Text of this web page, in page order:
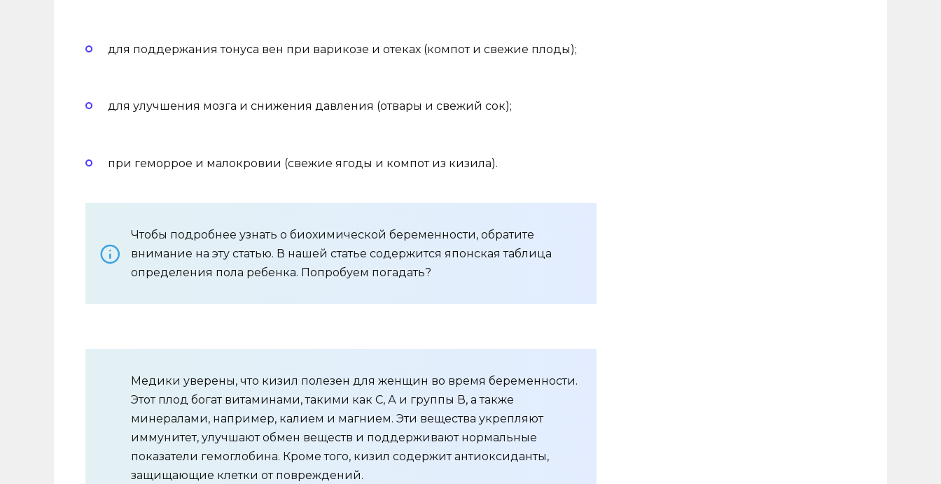
для поддержания тонуса вен при варикозе и отеках (компот и свежие плоды);
для улучшения мозга и снижения давления (отвары и свежий сок);
при геморрое и малокровии (свежие ягоды и компот из кизила).
Чтобы подробнее узнать о биохимической беременности, обратите
внимание на эту статью. В нашей статье содержится японская таблица
определения пола ребенка. Попробуем погадать?
Медики уверены, что кизил полезен для женщин во время беременности.
Этот плод богат витаминами, такими как С, А и группы В, а также
минералами, например, калием и магнием. Эти вещества укрепляют
иммунитет, улучшают обмен веществ и поддерживают нормальные
показатели гемоглобина. Кроме того, кизил содержит антиоксиданты,
защищающие клетки от повреждений.